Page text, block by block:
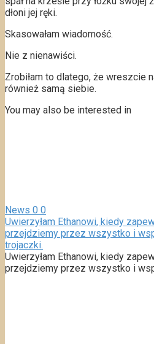
dłoni jej ręki.
Skasowałam wiadomość.
Nie z nienawiści.
Zrobiłam to dlatego, że wreszcie
również samą siebie.
You may also be interested in
News 0 0
Uwierzyłam Ethanowi, kiedy
przejdziemy przez wszystko i
trojaczki.
Uwierzyłam Ethanowi, kiedy
przejdziemy przez wszystko i